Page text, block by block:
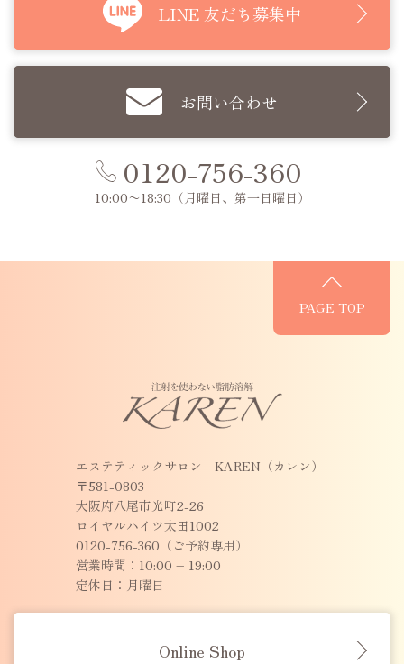
LINE 友だち募集中
お問い合わせ
0120-756-360
10:00〜18:30 （月曜日、第一日曜日）
PAGE TOP
エステティックサロン KAREN（カレン）
〒581-0803
大阪府八尾市光町2-26
ロイヤルハイツ太田1002
0120-756-360（ご予約専用）
営業時間：10:00 – 19:00
定休日：月曜日
Online Shop